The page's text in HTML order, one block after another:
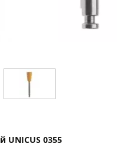
UNICUS 0355